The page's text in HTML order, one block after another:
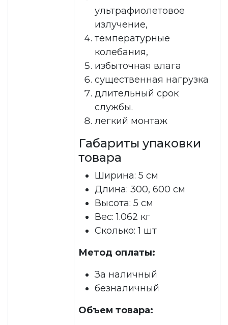
ультрафиолетовое
излучение,
температурные
колебания,
избыточная влага
существенная нагрузка
длительный срок
службы.
легкий монтаж
Габариты упаковки
товара
Ширина: 5 см
Длина: 300, 600 см
Высота: 5 см
Вес: 1.062 кг
Сколько: 1 шт
Метод оплаты:
За наличный
безналичный
Объем товара: